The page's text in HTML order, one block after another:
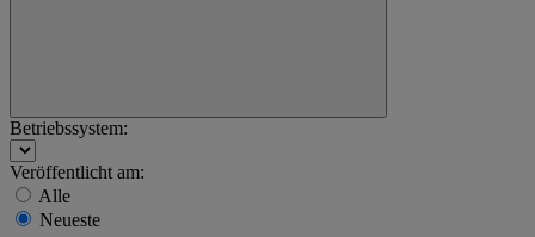
Betriebssystem:
Veröffentlicht am:
Alle
Neueste